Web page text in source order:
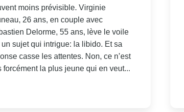
moins prévisible. Virginie
26 ans, en couple avec
Delorme, 55 ans, lève le voile
un sujet qui intrigue: la libido. Et sa
casse les attentes. Non, ce n’est
forcément la plus jeune qui en veut...